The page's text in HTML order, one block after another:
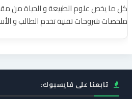
كل ما يخص علوم الطبيعة و الحياة من
ملخصات شروحات تقنية تخدم الطالب و
تابعنا على فايسبوك: